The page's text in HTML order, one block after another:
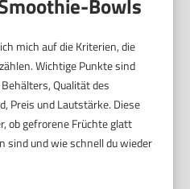
Bowls
mich auf die Kriterien, die
Wichtige Punkte sind
Qualität des
Preis und Lautstärke. Diese
ob gefrorene Früchte glatt
sind und wie schnell du wieder